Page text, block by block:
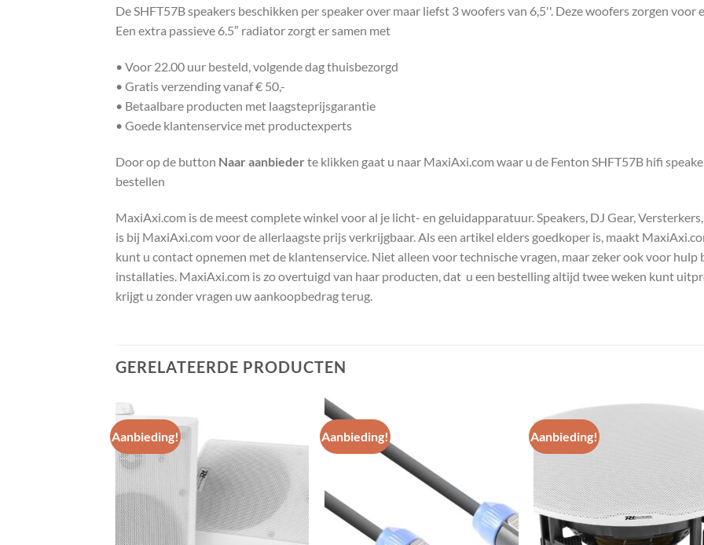
De SHFT57B speakers beschikken per speaker over maar liefst 3 woofers van 6,5''. Deze woofers zorgen voor
Een extra passieve 6.5″ radiator zorgt er samen met
• Voor 22.00 uur besteld, volgende dag thuisbezorgd
• Gratis verzending vanaf € 50,-
• Betaalbare producten met laagsteprijsgarantie
• Goede klantenservice met productexperts
Door op de button Naar aanbieder te klikken gaat u naar MaxiAxi.com waar u de Fenton SHFT57B hifi
bestellen
MaxiAxi.com is de meest complete winkel voor al je licht- en geluidapparatuur. Speakers, DJ Gear,
is bij MaxiAxi.com voor de allerlaagste prijs verkrijgbaar. Als een artikel elders goedkoper is, maakt
kunt u contact opnemen met de klantenservice. Niet alleen voor technische vragen, maar zeker ook voor
installaties. MaxiAxi.com is zo overtuigd van haar producten, dat u een bestelling altijd twee weken kunt
krijgt u zonder vragen uw aankoopbedrag terug.
GERELATEERDE PRODUCTEN
Aanbieding!
Toevoegen
aan
wenslijst
Aanbieding! Aanbieding!
aan